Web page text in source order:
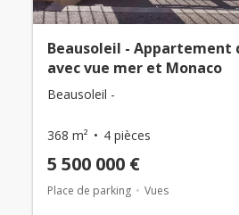
Beausoleil - Appartement
avec vue mer et Monaco
Beausoleil -
368 m² 4 pièces
5 500 000 €
Place de parking Vues